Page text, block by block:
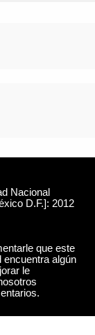
Nacional
D.F.]: 2012
que este
encuentra algún
le